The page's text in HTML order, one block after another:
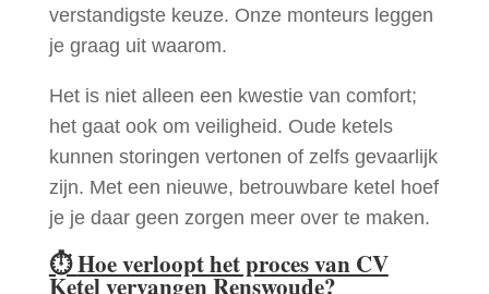
verstandigste keuze. Onze monteurs leggen
je graag uit waarom.
Het is niet alleen een kwestie van comfort;
het gaat ook om veiligheid. Oude ketels
kunnen storingen vertonen of zelfs gevaarlijk
zijn. Met een nieuwe, betrouwbare ketel hoef
je je daar geen zorgen meer over te maken.
⏱Hoe verloopt het proces van CV
Ketel vervangen Renswoude?